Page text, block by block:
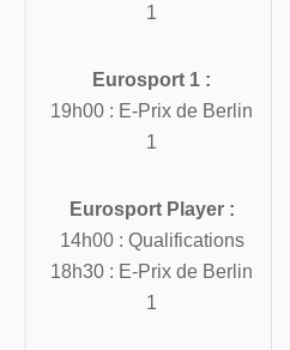
1
Eurosport 1 :
19h00 : E-Prix de Berlin
1
Eurosport Player :
14h00 : Qualifications
18h30 : E-Prix de Berlin
1